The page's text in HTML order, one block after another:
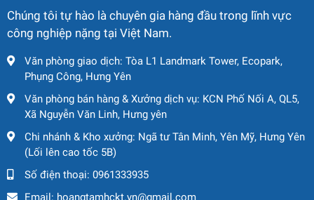
🚛 Vận chuyển toàn quốc – hỗ trợ bốc dỡ, lắp ráp tận nơi
📑 Tư vấn thủ tục thông quan, giấy tờ đăng kiểm
🎥 Hỗ trợ quay video test máy thực tế theo yêu cầu
Chúng tôi tự hào là chuyên gia hàng đầu trong lĩnh vực
công nghiệp nặng tại Việt Nam.
Văn phòng giao dịch: Tòa L1 Landmark Tower, Ecopark,
Phụng Công, Hưng Yên
Văn phòng bán hàng & Xưởng dịch vụ: KCN Phố Nối A, QL5,
Xã Nguyễn Văn Linh, Hưng yên
Chi nhánh & Kho xưởng: Ngã tư Tân Minh, Yên Mỹ, Hưng Yên
(Lối lên cao tốc 5B)
Số điện thoại: 0961333935
Email: hoangtamhckt.vn@gmail.com